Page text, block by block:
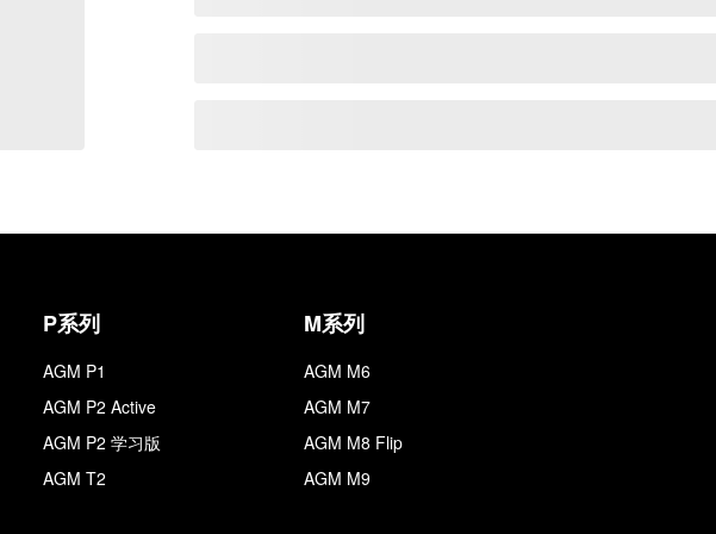
P系列
AGM P1
AGM P2 Active
AGM P2 学习版
AGM T2
M系列
AGM M6
AGM M7
AGM M8 Flip
AGM M9